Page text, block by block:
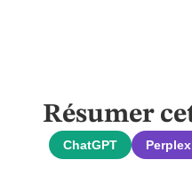
Résumer
ChatGPT